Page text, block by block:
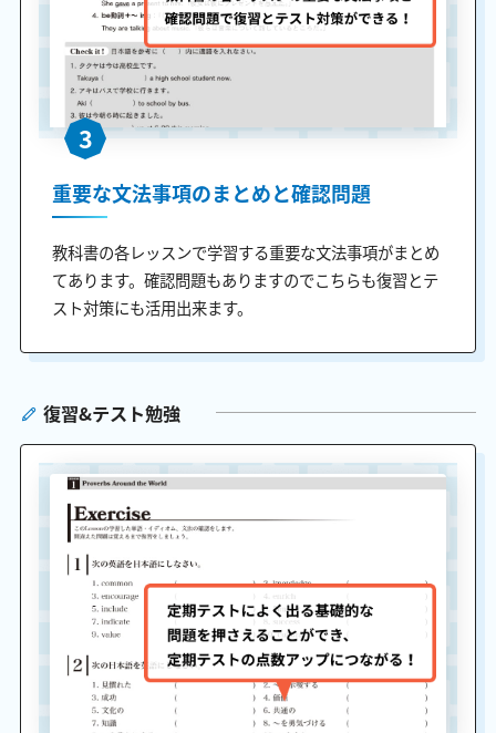
3
重要な文法事項のまとめと確認問題
教科書の各レッスンで学習する重要な文法事項がまとめ
てあります。確認問題もありますのでこちらも復習とテ
スト対策にも活用出来ます。
復習&テスト勉強